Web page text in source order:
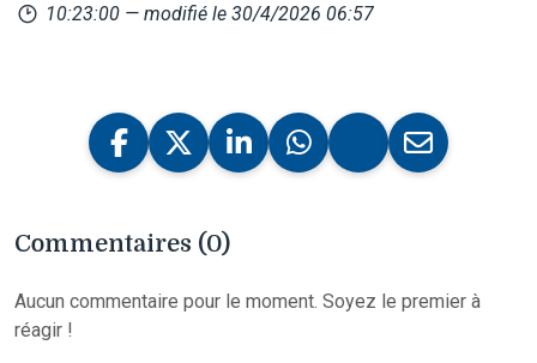
10:23:00 — modifié le 30/4/2026 06:57
Commentaires (0)
Aucun commentaire pour le moment. Soyez le premier à
réagir !